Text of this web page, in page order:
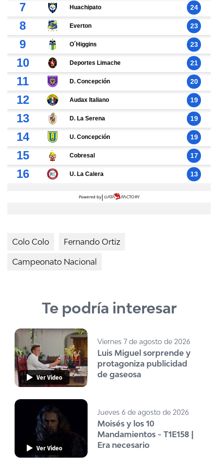
Colo Colo Fernando Ortiz
Campeonato Nacional
Te podría interesar
Ver Video
Viernes 7 de agosto de 2026
Luis Miguel sorprende y
protagoniza publicidad
de gaseosa
Ver Video
Jueves 6 de agosto de 2026
Moisés y los 10
Mandamientos - T1E158 |
Era necesario